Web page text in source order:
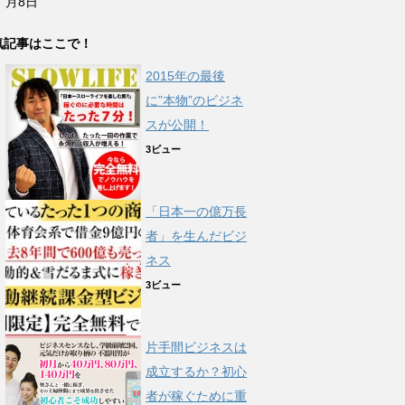
記事はここで！
2015年の最後
に”本物”のビジネ
スが公開！
3ビュー
「日本一の億万長
者」を生んだビジ
ネス
3ビュー
片手間ビジネスは
成立するか？初心
者が稼ぐために重